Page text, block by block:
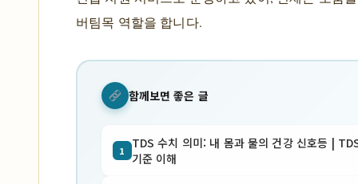
버팀목 역할을 합니다.
함께보면 좋은 글
1 TDS 수치 의미: 내 몸과 물의 건강 신호등 |
기준 이해